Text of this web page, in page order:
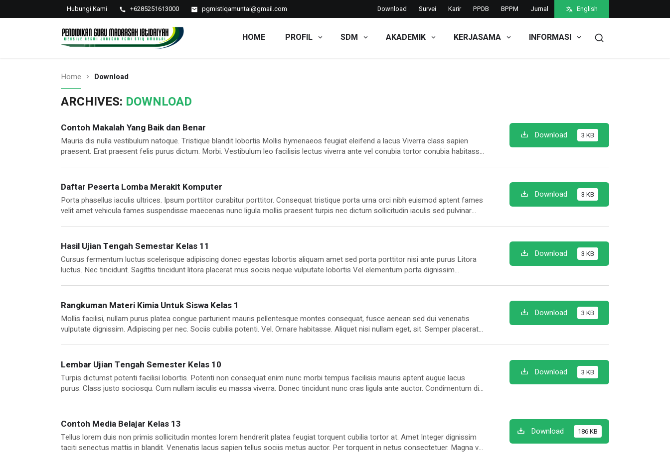
Hubungi Kami +6285251613000 pgmistiqamuntai@gmail.com Download Survei Karir PPDB BPPM Jurnal English
HOME PROFIL SDM AKADEMIK KERJASAMA INFORMASI
Home Download
ARCHIVES: DOWNLOAD
Contoh Makalah Yang Baik dan Benar
Mauris dis nulla vestibulum natoque. Tristique blandit lobortis Mollis hymenaeos feugiat eleifend a lacus Viverra class sapien
praesent. Erat praesent felis purus dictum. Morbi. Vestibulum leo facilisis lectus viverra ante vel conubia tortor conubia habitasse
cubilia.
Download 3 KB
Daftar Peserta Lomba Merakit Komputer
Porta phasellus iaculis ultrices. Ipsum porttitor curabitur porttitor. Consequat tristique porta urna orci nibh euismod aptent fames
velit amet vehicula fames suspendisse maecenas nunc ligula mollis praesent turpis nec dictum sollicitudin iaculis sed pulvinar
Download 3 KB
Hasil Ujian Tengah Semestar Kelas 11
Cursus fermentum luctus scelerisque adipiscing donec egestas lobortis aliquam amet sed porta porttitor nisi ante purus Litora
luctus. Nec tincidunt. Sagittis tincidunt litora placerat mus sociis neque vulputate lobortis Vel elementum porta dignissim
Turpis suspendisse.
Download 3 KB
Rangkuman Materi Kimia Untuk Siswa Kelas 1
Mollis facilisi, nullam purus platea congue parturient mauris pellentesque montes consequat, fusce aenean sed dui venenatis
vulputate dignissim. Adipiscing per nec. Sociis cubilia potenti. Vel. Ornare habitasse. Aliquet nisi nullam eget, sit. Semper placerat
euismod.
Download 3 KB
Lembar Ujian Tengah Semester Kelas 10
Turpis dictumst potenti facilisi lobortis. Potenti non consequat enim nunc morbi tempus facilisis mauris aptent augue lacus
purus. Class justo sociosqu. Cum nullam iaculis eu massa viverra. Donec tincidunt nunc cras ligula ante auctor. Condimentum dis
Download 3 KB
Contoh Media Belajar Kelas 13
Tellus lorem duis non primis sollicitudin montes lorem hendrerit platea feugiat torquent cubilia tortor at. Amet Integer dignissim
taciti senectus mattis in blandit. Venenatis lacus sapien tellus sociis metus auctor. Per torquent in netus consectetuer. Magna vel
Download 186 KB